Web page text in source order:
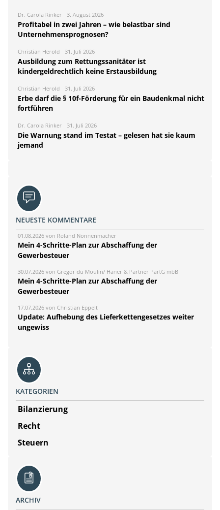
Dr. Carola Rinker 3. August 2026
Profitabel in zwei Jahren – wie belastbar sind
Unternehmensprognosen?
Christian Herold 31. Juli 2026
Ausbildung zum Rettungssanitäter ist
kindergeldrechtlich keine Erstausbildung
Christian Herold 31. Juli 2026
Erbe darf die § 10f-Förderung für ein Baudenkmal nicht
fortführen
Dr. Carola Rinker 31. Juli 2026
Die Warnung stand im Testat – gelesen hat sie kaum
jemand
NEUESTE KOMMENTARE
01.08.2026 von Roland Nonnenmacher
Mein 4-Schritte-Plan zur Abschaffung der
Gewerbesteuer
30.07.2026 von Gregor du Moulin/ Häner & Partner PartG mbB
Mein 4-Schritte-Plan zur Abschaffung der
Gewerbesteuer
17.07.2026 von Christian Eppelt
Update: Aufhebung des Lieferkettengesetzes weiter
ungewiss
KATEGORIEN
Bilanzierung
Recht
Steuern
ARCHIV